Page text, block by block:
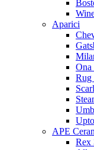
Aparici
Ona
Rug
APE